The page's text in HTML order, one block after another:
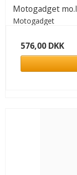
Motogadget
Motogadget
576,00 DKK